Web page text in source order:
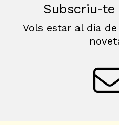
Subscriu-
Vols estar al dia